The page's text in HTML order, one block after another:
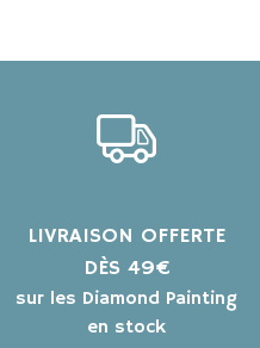
LIVRAISON OFFERTE
DÈS 49€
sur les Diamond Painting
en stock